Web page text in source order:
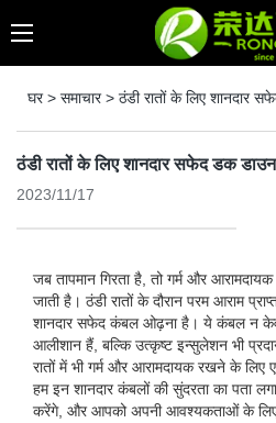
घर> समाचार> ठंडी रातों के लिए शानदार
ठंडी रातों के लिए शानदार सफेद डक
2023/11/17
जब तापमान गिरता है, तो गर्म और आरामदायक
जाती है। ठंडी रातों के दौरान परम आराम
शानदार सफेद कंबल ओढ़ना है। ये कंबल न
आलीशान हैं, बल्कि उत्कृष्ट इन्सुलेशन भी
रातों में भी गर्म और आरामदायक रखने के
हम इन शानदार कंबलों की सुंदरता का पता
करेंगे, और आपको अपनी आवश्यकताओं के